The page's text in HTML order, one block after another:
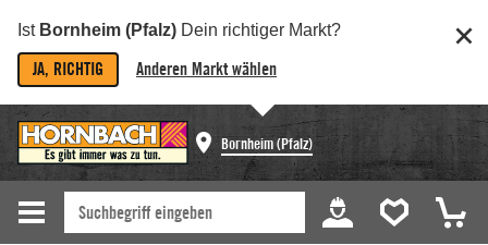
Ist Bornheim (Pfalz) Dein richtiger Markt?
JA, RICHTIG Anderen Markt wählen
Bornheim (Pfalz)